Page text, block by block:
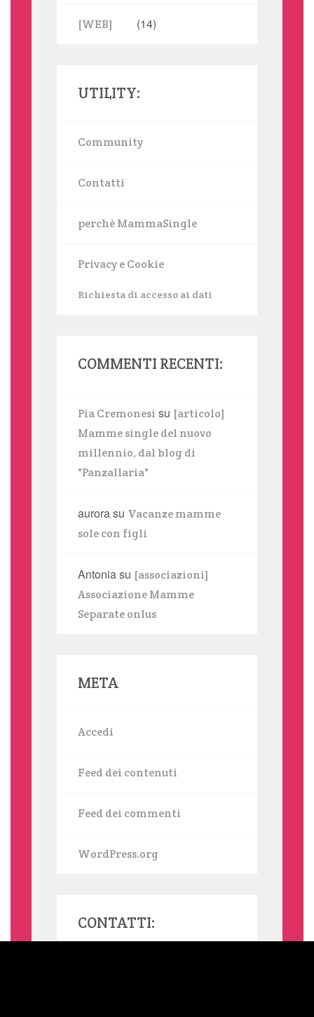
[WEB] (14)
UTILITY:
Community
Contatti
perchè MammaSingle
Privacy e Cookie
Richiesta di accesso ai dati
COMMENTI RECENTI:
Pia Cremonesi su [articolo]
Mamme single del nuovo
millennio, dal blog di
"Panzallaria"
aurorasu Vacanze mamme
sole con figli
Antoniasu [associazioni]
Associazione Mamme
Separate onlus
META
Accedi
Feed dei contenuti
Feed dei commenti
WordPress.org
CONTATTI: